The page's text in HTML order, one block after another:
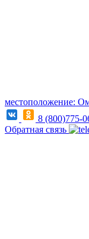
местоположение:
8 (800)775-
Обратная связь